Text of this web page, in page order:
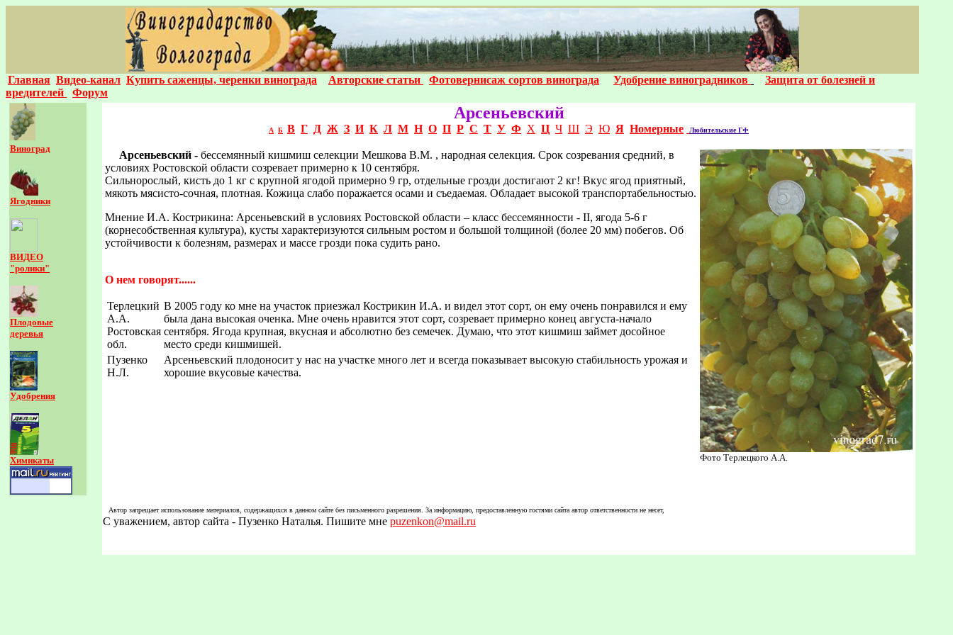
Главная Видео-канал Купить саженцы, черенки винограда Авторские статьи Фотовернисаж сортов винограда Удобрение виноградников
Защита от болезней и
вредителей
Форум
Виноград
Ягодники
ВИДЕО
"ролики"
Плодовые
деревья
Удобрения
Химикаты
Арсеньевский
А Б В Г Д Ж З И К Л М Н О П Р С Т У Ф Х Ц Ч Ш Э Ю Я Номерные Любительские ГФ
Арсеньевский - бессемянный кишмиш селекции Мешкова В.М. , народная селекция. Срок созревания средний, в
условиях Ростовской области созревает примерно к 10 сентября.
Сильнорослый, кисть до 1 кг с крупной ягодой примерно 9 гр, отдельные грозди достигают 2 кг! Вкус ягод приятный,
мякоть мясисто-сочная, плотная. Кожица слабо поражается осами и съедаемая. Обладает высокой транспортабельностью.
Мнение И.А. Кострикина: Арсеньевский в условиях Ростовской области – класс бессемянности - II, ягода 5-6 г
(корнесобственная культура), кусты характеризуются сильным ростом и большой толщиной (более 20 мм) побегов. Об
устойчивости к болезням, размерах и массе грозди пока судить рано.
О нем говорят......
Терлецкий
А.А.
Ростовская
обл.
В 2005 году ко мне на участок приезжал Кострикин И.А. и видел этот сорт, он ему очень понравился и ему
была дана высокая оченка. Мне очень нравится этот сорт, созревает примерно конец августа-начало
сентября. Ягода крупная, вкусная и абсолютно без семечек. Думаю, что этот кишмиш займет досойное
место среди кишмишей.
Пузенко
Н.Л.
Арсеньевский плодоносит у нас на участке много лет и всегда показывает высокую стабильность урожая и
хорошие вкусовые качества.
Фото Терлецкого А.А.
Автор запрещает использование материалов, содержащихся в данном сайте без письменного разрешения. За информацию, предоставленную гостями сайта автор ответственности не несет,
С уважением, автор сайта - Пузенко Наталья. Пишите мне puzenkon@mail.ru